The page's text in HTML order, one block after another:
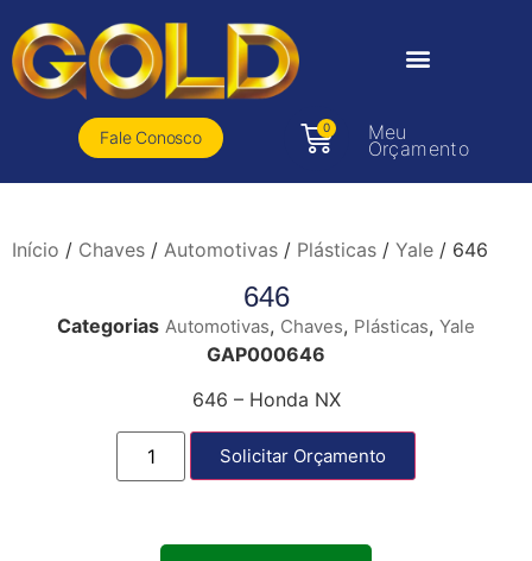
Fale Conosco
0 Meu
Orçamento
Início / Chaves / Automotivas / Plásticas / Yale / 646
646
Categorias Automotivas, Chaves, Plásticas, Yale
GAP000646
646 – Honda NX
Solicitar Orçamento